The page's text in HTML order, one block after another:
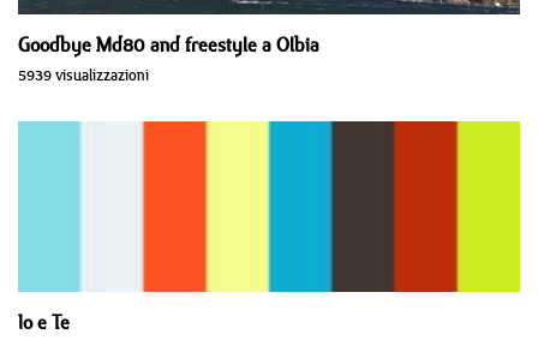
Goodbye Md80 and freestyle a Olbia
5939 visualizzazioni
Io e Te